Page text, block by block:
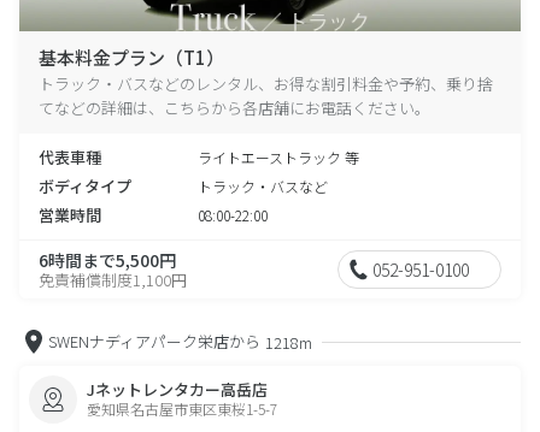
基本料金プラン（T1）
トラック・バスなどのレンタル、お得な割引料金や予約、乗り捨
てなどの詳細は、こちらから各店舗にお電話ください。
代表車種 ライトエーストラック 等
ボディタイプ トラック・バスなど
営業時間 08:00-22:00
6時間まで5,500円
免責補償制度1,100円 052-951-0100
SWENナディアパーク栄店から 1218m
Jネットレンタカー高岳店
愛知県名古屋市東区東桜1-5-7